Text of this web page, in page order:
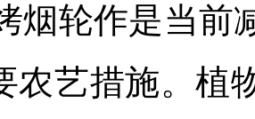
烟轮作是当前
农艺措施。植